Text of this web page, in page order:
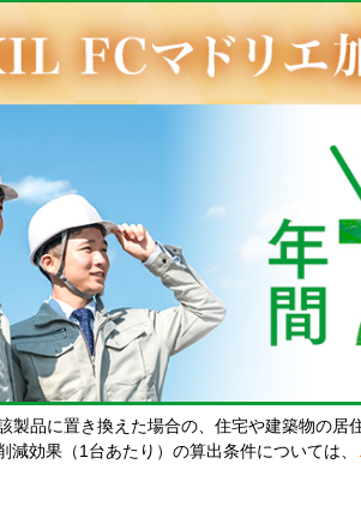
製品に置き換えた場合の、住宅や建築物の
減効果（1台あたり）の算出条件については、